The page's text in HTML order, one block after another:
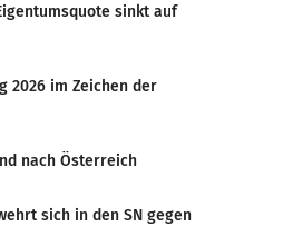
sinkt auf
2026 im Zeichen der
nach Österreich
sich in den SN gegen